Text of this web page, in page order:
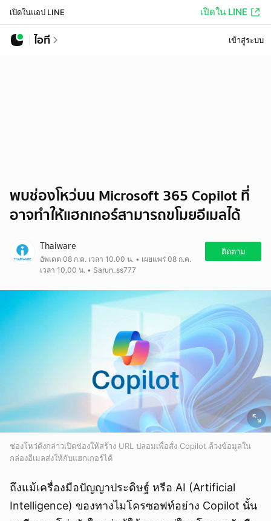
เปิดในแอป LINE เปิดใน LINE
ไอที เข้าสู่ระบบ
พบช่องโหว่บน Microsoft 365 Copilot ที่
อาจทำให้แฮกเกอร์สามารถขโมยอีเมลได้
Thaiware
อัพเดต 08 ก.ค. เวลา 10.00 น. • เผยแพร่ 08 ก.ค.
เวลา 10.00 น. • Sarun_ss777
ติดตาม
ช่องโหว่ดังกล่าวเปิดช่องให้สร้าง URL ปลอมเพื่อสั่ง Copilot ล้วงข้อมูลใน
กล่องอีเมลส่งให้กับแฮกเกอร์ได้
ถึงแม้เครื่องมือปัญญาประดิษฐ์ หรือ AI (Artificial
Intelligence) ของทางไมโครซอฟท์อย่าง Copilot นั้น